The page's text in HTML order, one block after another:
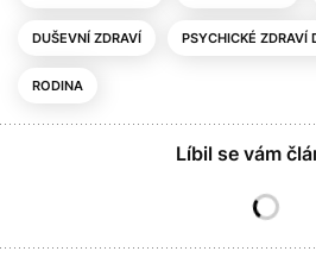
DUŠEVNÍ ZDRAVÍ PSYCHICKÉ ZDRAVÍ
RODINA
Líbil se vám